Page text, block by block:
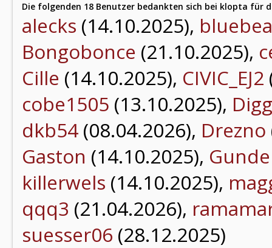
Die folgenden 18 Benutzer bedankten sich bei klopta für
alecks (14.10.2025),
Bongobonce (21.10.2025),
Cille (14.10.2025), CIVIC_EJ2
cobe1505 (13.10.2025),
dkb54 (08.04.2026), Drezno
Gaston (14.10.2025),
killerwels (14.10.2025),
qqq3 (21.04.2026),
suesser06 (28.12.2025)